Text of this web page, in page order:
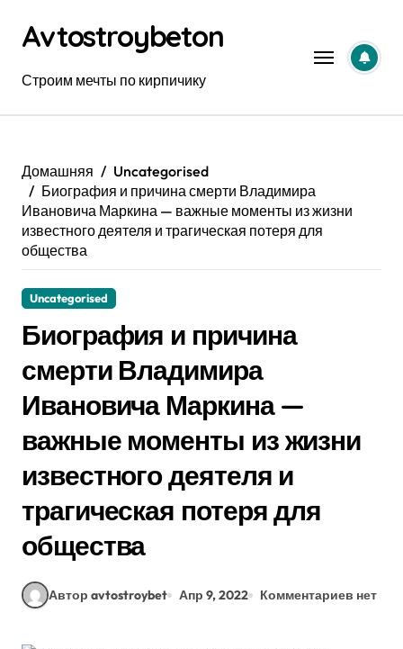
содержанию
Avtostroybeton
Строим мечты по кирпичику
Домашняя
Uncategorised
Биография и причина смерти Владимира
Ивановича Маркина — важные моменты из жизни
известного деятеля и трагическая потеря для
общества
Uncategorised
Биография и причина
смерти Владимира
Ивановича Маркина —
важные моменты из жизни
известного деятеля и
трагическая потеря для
общества
Автор avtostroybet Апр 9, 2022 Комментариев нет